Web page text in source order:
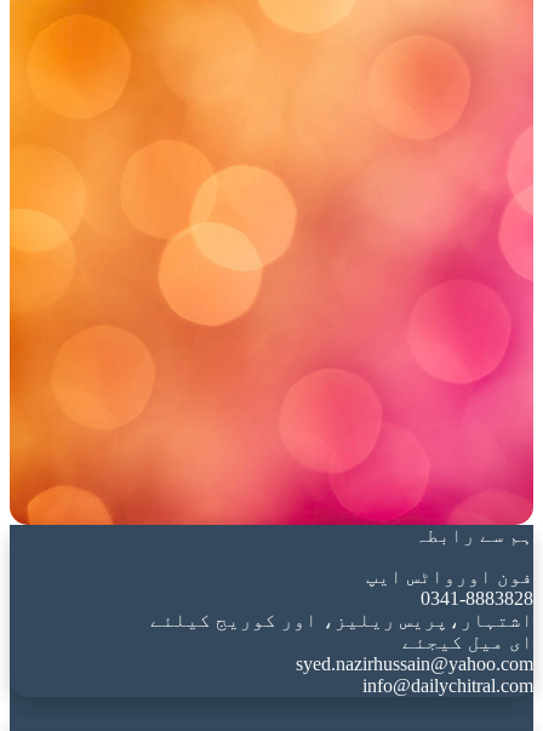
ہم سے رابطہ
فون اورواٹس ایپ
0341-8883828
اشتہار،پریس ریلیز، اور کوریج کیلئے
ای میل کیجئے
syed.nazirhussain@yahoo.com
info@dailychitral.com